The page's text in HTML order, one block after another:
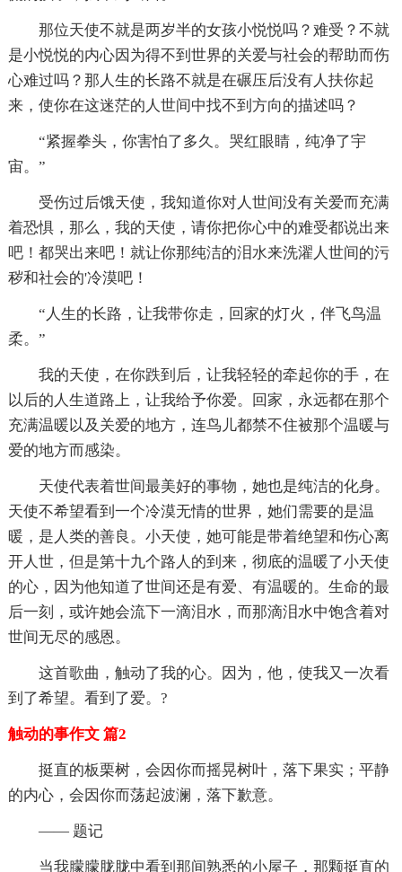
那位天使不就是两岁半的女孩小悦悦吗？难受？不就
是小悦悦的内心因为得不到世界的关爱与社会的帮助而伤
心难过吗？那人生的长路不就是在碾压后没有人扶你起
来，使你在这迷茫的人世间中找不到方向的描述吗？
“紧握拳头，你害怕了多久。哭红眼睛，纯净了宇
宙。”
受伤过后饿天使，我知道你对人世间没有关爱而充满
着恐惧，那么，我的天使，请你把你心中的难受都说出来
吧！都哭出来吧！就让你那纯洁的泪水来洗濯人世间的污
秽和社会的'冷漠吧！
“人生的长路，让我带你走，回家的灯火，伴飞鸟温
柔。”
我的天使，在你跌到后，让我轻轻的牵起你的手，在
以后的人生道路上，让我给予你爱。回家，永远都在那个
充满温暖以及关爱的地方，连鸟儿都禁不住被那个温暖与
爱的地方而感染。
天使代表着世间最美好的事物，她也是纯洁的化身。
天使不希望看到一个冷漠无情的世界，她们需要的是温
暖，是人类的善良。小天使，她可能是带着绝望和伤心离
开人世，但是第十九个路人的到来，彻底的温暖了小天使
的心，因为他知道了世间还是有爱、有温暖的。生命的最
后一刻，或许她会流下一滴泪水，而那滴泪水中饱含着对
世间无尽的感恩。
这首歌曲，触动了我的心。因为，他，使我又一次看
到了希望。看到了爱。?
触动的事作文 篇2
挺直的板栗树，会因你而摇晃树叶，落下果实；平静
的内心，会因你而荡起波澜，落下歉意。
—— 题记
当我朦朦胧胧中看到那间熟悉的小屋子，那颗挺直的